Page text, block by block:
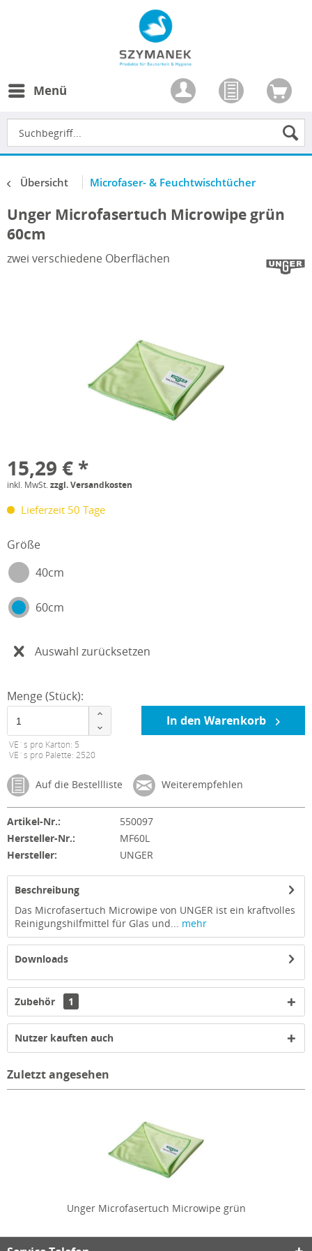
Menü
Übersicht Microfaser- & Feuchtwischtücher
Unger Microfasertuch Microwipe grün
60cm
zwei verschiedene Oberflächen
15,29 € *
inkl. MwSt.zzgl. Versandkosten
Lieferzeit 50 Tage
Größe
40cm
60cm
Auswahl zurücksetzen
Menge (Stück):
VE´s pro Karton: 5
VE´s pro Palette: 2520
In den Warenkorb
Auf die Bestellliste Weiterempfehlen
Artikel-Nr.:
550097
Hersteller-Nr.:
MF60L
Hersteller:
UNGER
Beschreibung
Das Microfasertuch Microwipe von UNGER ist ein kraftvolles
Reinigungshilfmittel für Glas und... mehr
Downloads
Zubehör 1
Nutzer kauften auch
Zuletzt angesehen
Unger Microfasertuch Microwipe grün